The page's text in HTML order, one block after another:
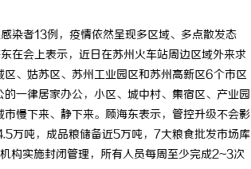
染者13例，疫情依然呈现多区域、多点散发态
在会上表示，近日在苏州火车站周边区域外来求
、姑苏区、苏州工业园区和苏州高新区6个市区
一律居家办公，小区、城中村、集宿区、产业园
慢下来、静下来。顾海东表示，管控升级不会影
万吨，成品粮储备近5万吨，7大粮食批发市场库
构实施封闭管理，所有人员每周至少完成2~3次